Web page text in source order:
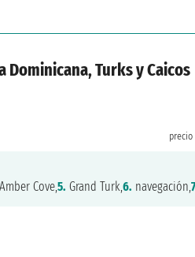
Dominicana, Turks y Caicos
Amber Cove,5. Grand Turk,6. navegación,